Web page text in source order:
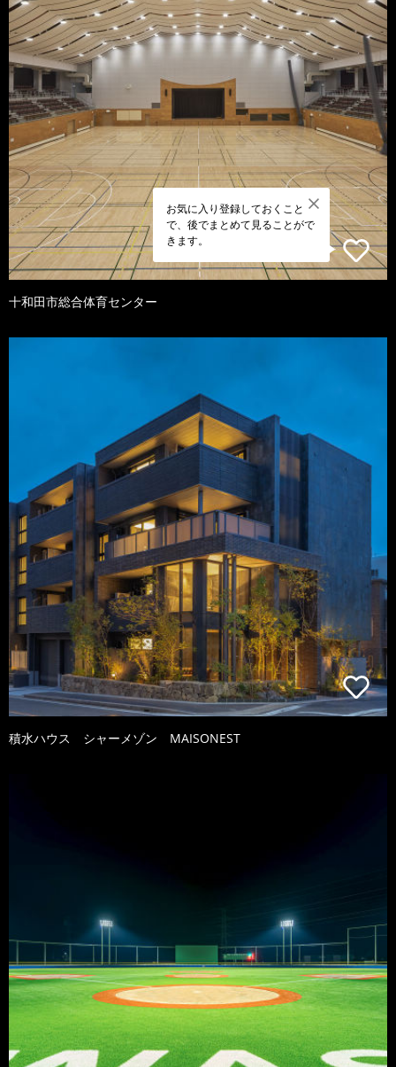
お気に入り登録しておくこと
で、後でまとめて見ることがで
きます。
十和田市総合体育センター
積水ハウス シャーメゾン MAISONEST